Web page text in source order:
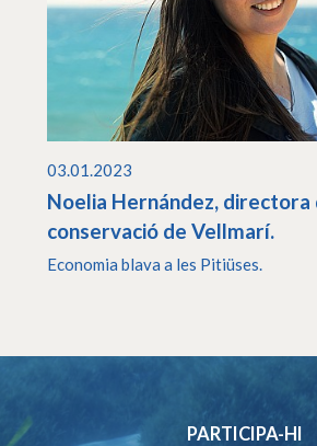
03.01.2023
Noelia Hernández, directora
conservació de Vellmarí.
Economia blava a les Pitiüses.
PARTICIPA-HI